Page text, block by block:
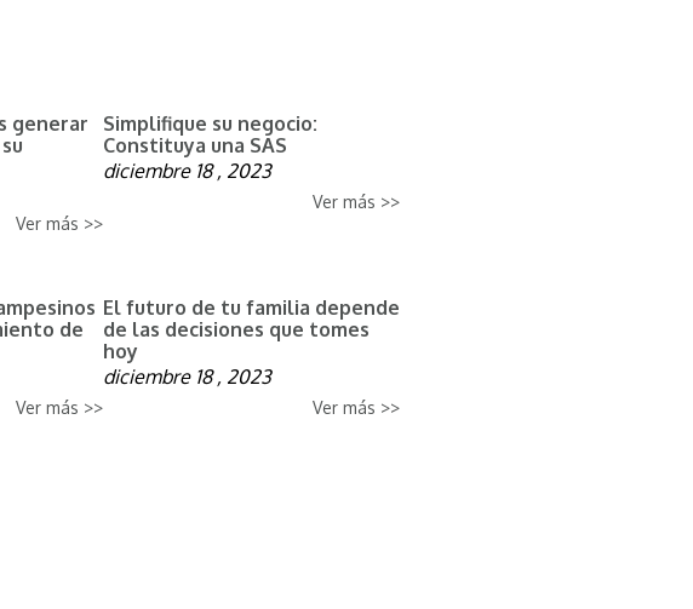
generar
Ver más >>
Simplifique su negocio:
Constituya una SAS
diciembre 18 , 2023
Ver más >>
de
Ver más >>
El futuro de tu familia depende
de las decisiones que tomes
hoy
diciembre 18 , 2023
Ver más >>